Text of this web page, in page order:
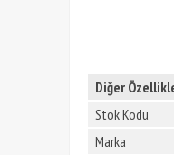
Diğer
Stok Kodu
Marka